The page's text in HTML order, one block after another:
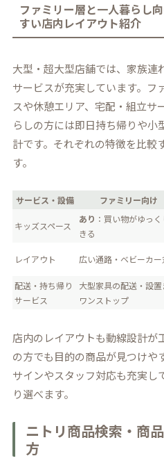
ファミリー層と一人暮らし
すい店内レイアウト紹介
大型・超大型店舗では、家族連
サービスが充実しています。フ
スや休憩エリア、宅配・組立サ
らしの方には即日持ち帰りや小
計です。それぞれの特徴を比較
す。
サービス・設備 ファミリー向け
キッズスペース
あり ：買い物がゆっ
きる
レイアウト 広い通路・ベビーカ
配送・持ち帰り
サービス
大型家具の配送・設置
ワンストップ
店内のレイアウトも動線設計が
の方でも目的の商品が見つけや
サインやスタッフ対応も充実し
り選べます。
ニトリ商品検索・商
方